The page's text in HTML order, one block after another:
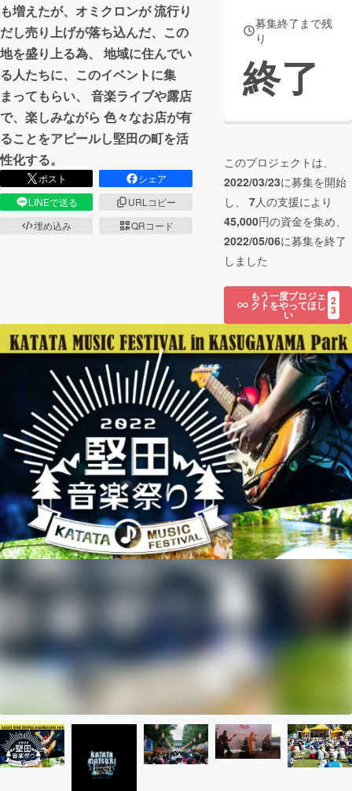
も増えたが、オミクロンが 流行り
だし売り上げが落ち込んだ、この
地を盛り上る為、 地域に住んでい
る人たちに、このイベントに集
まってもらい、 音楽ライブや露店
で、楽しみながら 色々なお店が有
ることをアピールし堅田の町を活
性化する。
ポスト
シェア
LINEで送る
URLコピー
埋め込み
QRコード
募集終了まで残
り
終了
このプロジェクトは、
2022/03/23に募集を開始
し、 7人の支援により
45,000円の資金を集め、
2022/05/06に募集を終了
しました
もう一度プロジェ
クトをやってほし
い
2
3